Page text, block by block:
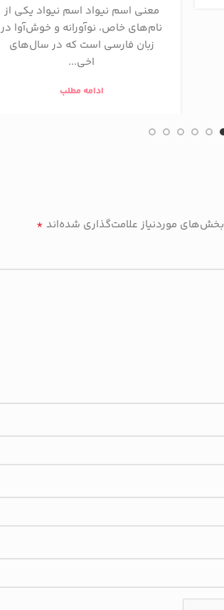
معنی اسم نیواد اسم نیواد یکی از
نام‌های خاص، نوآورانه و خوش‌آوا در
زبان فارسی است که در سال‌های
اخی...
ادامه مطلب
بخش‌های موردنیاز علامت‌گذاری شده‌اند *